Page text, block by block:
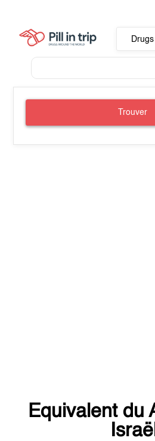
Trouver
Equivalent du
Israël